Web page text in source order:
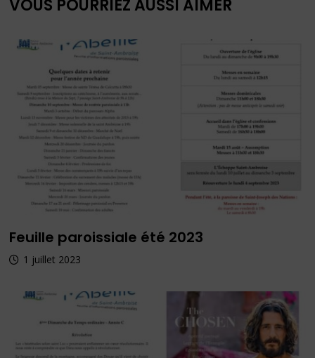
VOUS POURRIEZ AUSSI AIMER
Feuille paroissiale été 2023
1 juillet 2023